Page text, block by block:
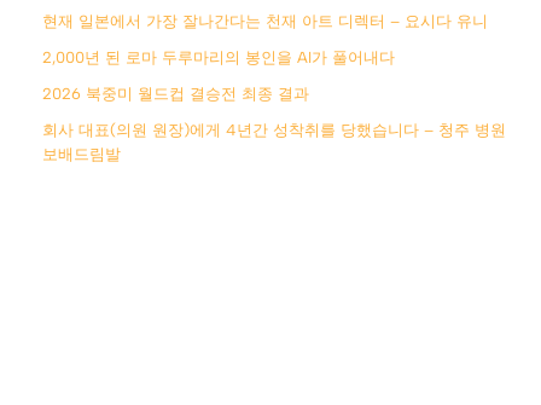
현재 일본에서 가장 잘나간다는 천재 아트 디렉터 – 요시다 유니
2,000년 된 로마 두루마리의 봉인을 AI가 풀어내다
2026 북중미 월드컵 결승전 최종 결과
회사 대표(의원 원장)에게 4년간 성착취를 당했습니다 – 청주 병원
보배드림발